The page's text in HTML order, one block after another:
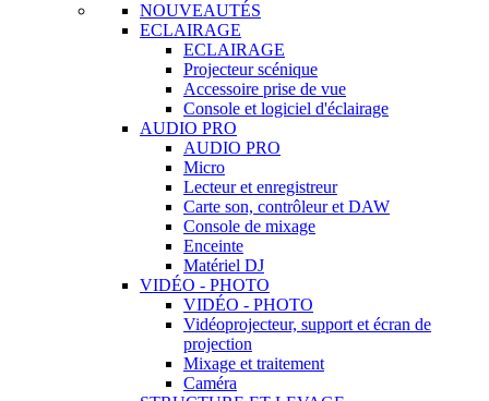
NOUVEAUTÉS
ECLAIRAGE
ECLAIRAGE
Projecteur scénique
Accessoire prise de vue
Console et logiciel d'éclairage
AUDIO PRO
AUDIO PRO
Micro
Lecteur et enregistreur
Carte son, contrôleur et DAW
Console de mixage
Enceinte
Matériel DJ
VIDÉO - PHOTO
VIDÉO - PHOTO
Vidéoprojecteur, support et écran de
projection
Mixage et traitement
Caméra